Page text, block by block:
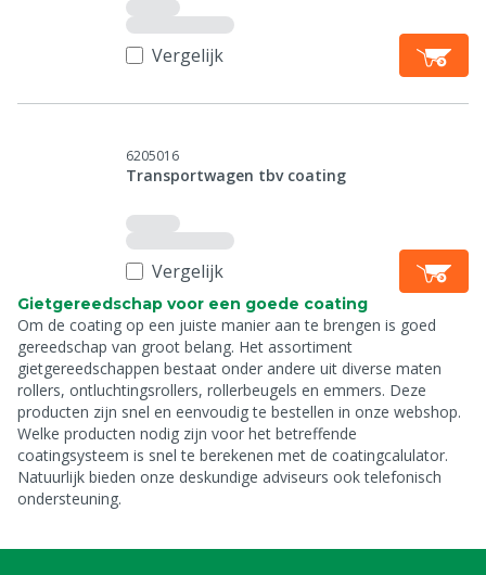
Vergelijk
6205016
Transportwagen tbv coating
Vergelijk
Gietgereedschap voor een goede coating
Om de coating op een juiste manier aan te brengen is goed
gereedschap van groot belang. Het assortiment
gietgereedschappen bestaat onder andere uit diverse maten
rollers, ontluchtingsrollers, rollerbeugels en emmers. Deze
producten zijn snel en eenvoudig te bestellen in onze webshop.
Welke producten nodig zijn voor het betreffende
coatingsysteem is snel te berekenen met de coatingcalulator.
Natuurlijk bieden onze deskundige adviseurs ook telefonisch
ondersteuning.